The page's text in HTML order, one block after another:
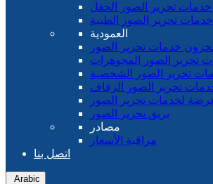
خدمات تحرير الصور الحفل
خدمات تحرير الصور الطبية
العمودية
خدمات تحرير الصور
تحرير الصور المجوهرات
تحرير الصور الشخصية
تحرير الصور الزفاف
لخدمات تحرير الصور
بريق تحرير الصور
مصادر
مراقبة الأسعار
اتصل بنا
Arabic